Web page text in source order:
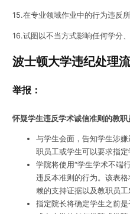
15.在专业领域作业中的行为违反
16.试图以不当方式影响任何学分
波士顿大学违纪处理
举报：
怀疑学生违反学术诚信准则的教职
与学生会面，告知学生涉
职员工或学生可以要求指定
学院将使用“学生学术不端
违反本准则的行为。该表
赖的支持证据以及教职员工
指定院长将确定学生之前